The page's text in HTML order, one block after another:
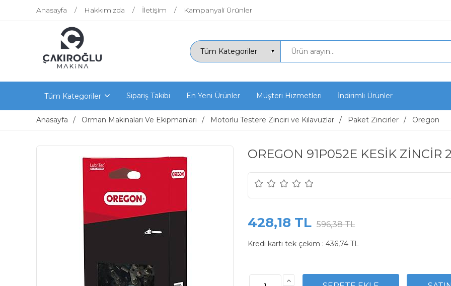
Anasayfa Hakkımızda İletişim Kampanyali Ürünler
Tüm Kategoriler Sipariş Takibi En Yeni Ürünler Müşteri Hizmetleri İndirimli Ürünler
Anasayfa Orman Makinaları Ve Ekipmanları Motorlu Testere Zinciri ve Kılavuzlar Paket Zincirler Oregon
OREGON 91P052E KESİK ZİNCİR
428,18 TL 596,38 TL
Kredi kartı tek çekim : 436,74 TL